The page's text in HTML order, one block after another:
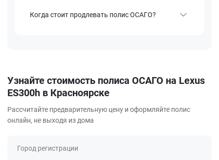
Когда стоит продлевать полис ОСАГО?
Узнайте стоимость полиса ОСАГО на Lexus
ES300h в Красноярске
Рассчитайте предварительную цену и оформляйте полис
онлайн, не выходя из дома
Город регистрации